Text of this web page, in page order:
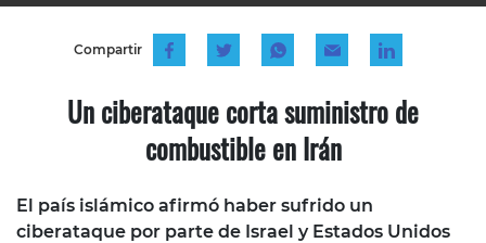
Compartir
Un ciberataque corta suministro de
combustible en Irán
El país islámico afirmó haber sufrido un
ciberataque por parte de Israel y Estados Unidos